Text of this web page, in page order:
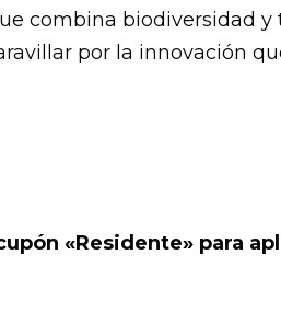
combina biodiversidad
por la innovación
«Residente» para